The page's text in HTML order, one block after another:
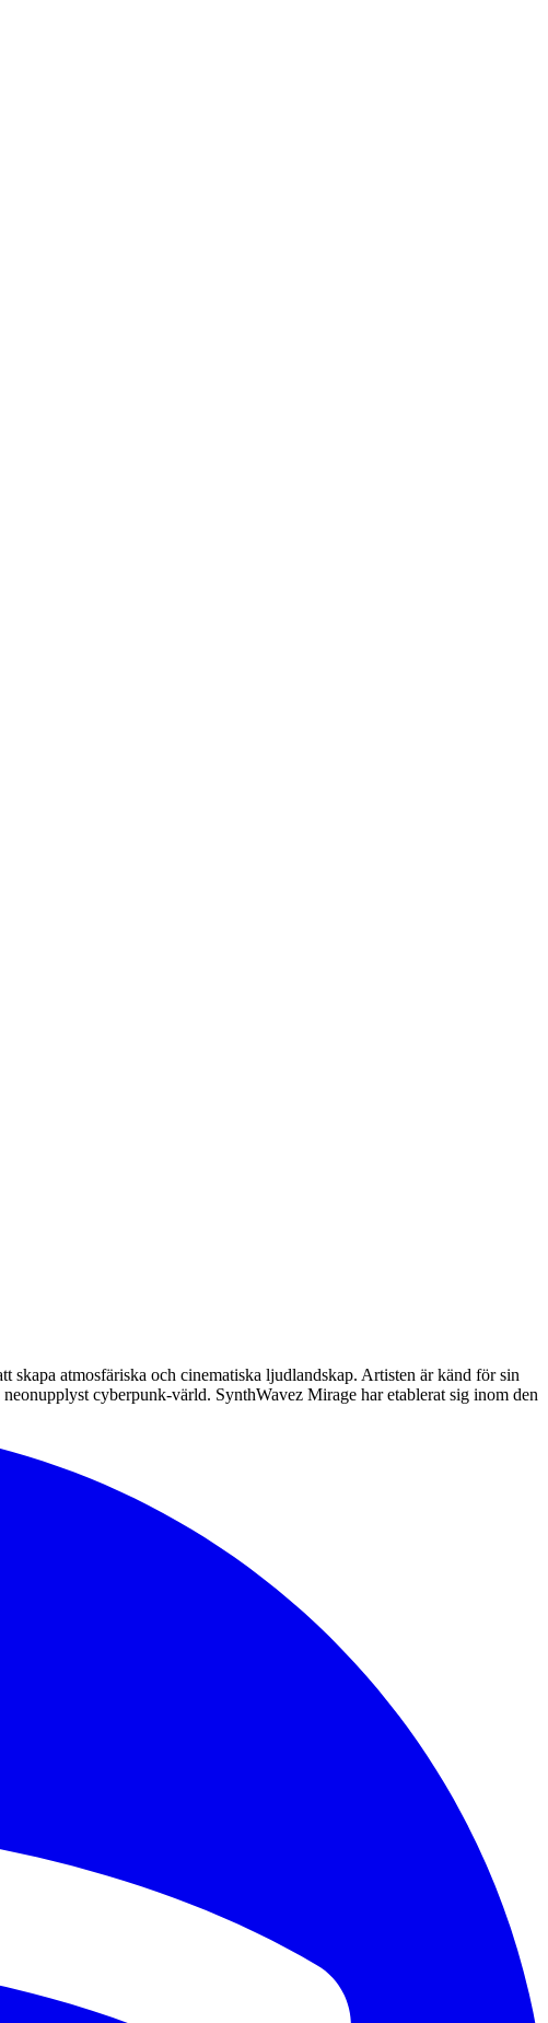
skapa atmosfäriska och cinematiska ljudlandskap. Artisten är känd för sin
cyberpunk-värld. SynthWavez Mirage har etablerat sig inom den